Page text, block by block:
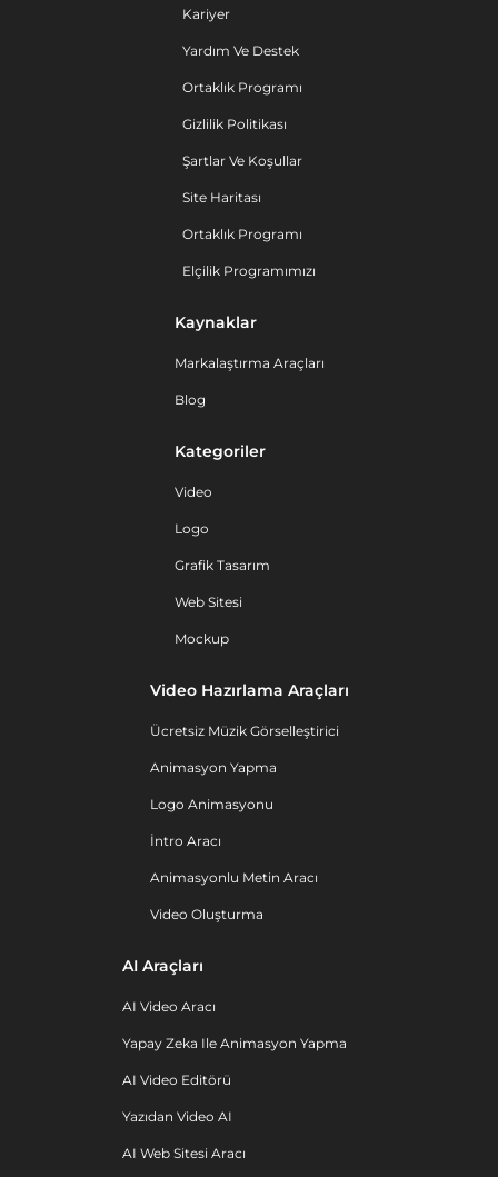
Kariyer
Yardım Ve Destek
Ortaklık Programı
Gizlilik Politikası
Şartlar Ve Koşullar
Site Haritası
Ortaklık Programı
Elçilik Programımızı
Kaynaklar
Markalaştırma Araçları
Blog
Kategoriler
Video
Logo
Grafik Tasarım
Web Sitesi
Mockup
Video Hazırlama Araçları
Ücretsiz Müzik Görselleştirici
Animasyon Yapma
Logo Animasyonu
İntro Aracı
Animasyonlu Metin Aracı
Video Oluşturma
AI Araçları
AI Video Aracı
Yapay Zeka Ile Animasyon Yapma
AI Video Editörü
Yazıdan Video AI
AI Web Sitesi Aracı